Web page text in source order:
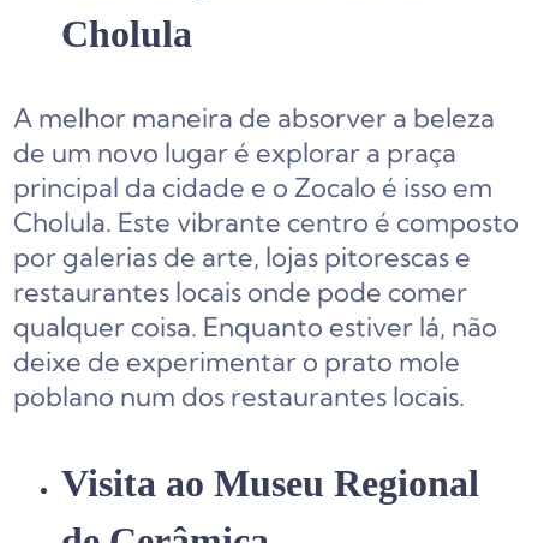
Cholula
A melhor maneira de absorver a beleza
de um novo lugar é explorar a praça
principal da cidade e o Zocalo é isso em
Cholula. Este vibrante centro é composto
por galerias de arte, lojas pitorescas e
restaurantes locais onde pode comer
qualquer coisa. Enquanto estiver lá, não
deixe de experimentar o prato mole
poblano num dos restaurantes locais.
Visita ao Museu Regional